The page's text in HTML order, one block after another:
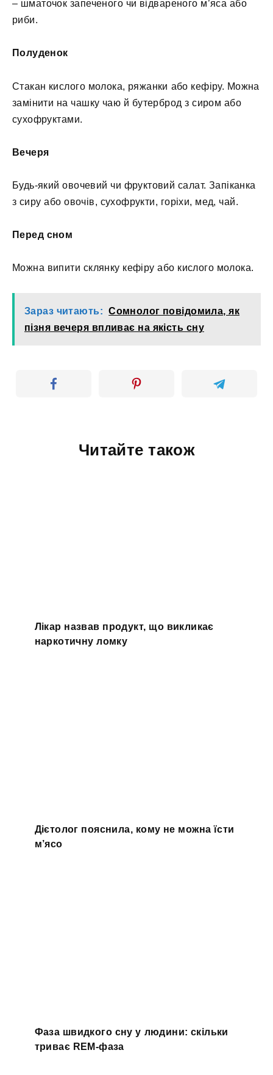
– шматочок запеченого чи відвареного м’яса або
риби.
Полуденок
Стакан кислого молока, ряжанки або кефіру. Можна
замінити на чашку чаю й бутерброд з сиром або
сухофруктами.
Вечеря
Будь-який овочевий чи фруктовий салат. Запіканка
з сиру або овочів, сухофрукти, горіхи, мед, чай.
Перед сном
Можна випити склянку кефіру або кислого молока.
Зараз читають: Сомнолог повідомила, як
пізня вечеря впливає на якість сну
Читайте також
Лікар назвав продукт, що викликає
наркотичну ломку
Дієтолог пояснила, кому не можна їсти
м’ясо
Фаза швидкого сну у людини: скільки
триває REM-фаза